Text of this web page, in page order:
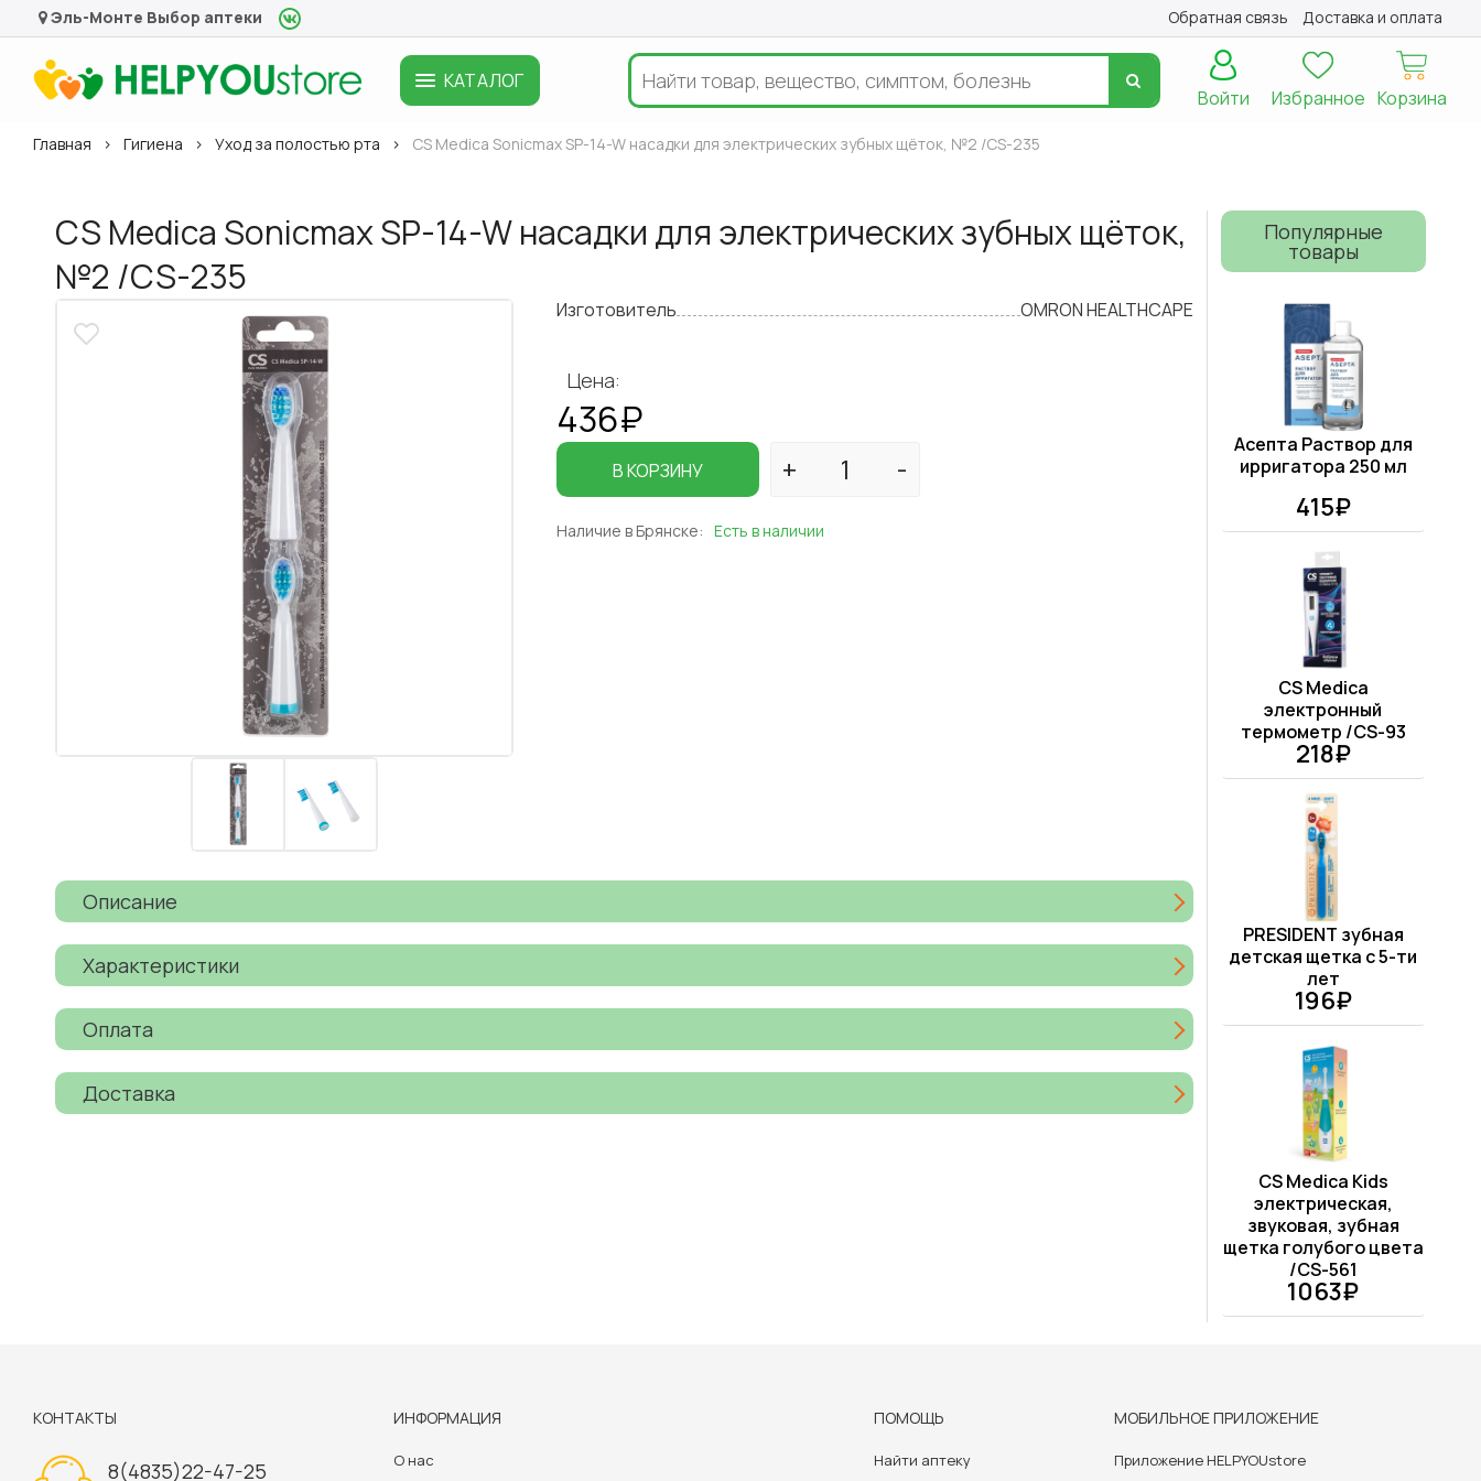
Эль-Монте Выбор аптеки Обратная связь Доставка и оплата
КАТАЛОГ
Корзина
Избранное
Войти
Главная Гигиена Уход за полостью рта CS Medica Sonicmax SP-14-W насадки для электрических зубных щёток, №2 /CS-235
CS Medica Sonicmax SP-14-W насадки для электрических зубных щёток,
№2 /CS-235
Изготовитель OMRON HEALTHCAPE
Цена:
436₽
В КОРЗИНУ
Наличие в Брянске: Есть в наличии
Описание
Характеристики
Оплата
Доставка
Популярные
товары
Асепта Раствор для
ирригатора 250 мл
415₽
CS Medica
электронный
термометр /CS-93
218₽
PRESIDENT зубная
детская щетка с 5-ти
лет
196₽
CS Medica Kids
электрическая,
звуковая, зубная
щетка голубого цвета
/CS-561
1063₽
КОНТАКТЫ
8(4835)22-47-25
ИНФОРМАЦИЯ
О нас
ПОМОЩЬ
Найти аптеку
МОБИЛЬНОЕ ПРИЛОЖЕНИЕ
Приложение HELPYOUstore